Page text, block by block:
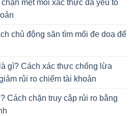
mệt mỏi xác thực đa yếu tố
chủ động săn tìm mối đe doạ để
gì? Cách xác thực chống lừa
rủi ro chiếm tài khoản
Cách chặn truy cập rủi ro bằng